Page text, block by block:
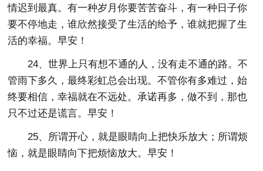
情迟到最真。有一种岁月你要苦苦奋斗，有一种日子你
要不停地走，谁欣然接受了生活的给予，谁就把握了生
活的幸福。早安！
24、世界上只有想不通的人，没有走不通的路。不
管雨下多久，最终彩虹总会出现。不管你有多难过，始
终要相信，幸福就在不远处。承诺再多，做不到，那也
只不过还是谎言。早安！
25、所谓开心，就是眼睛向上把快乐放大；所谓烦
恼，就是眼睛向下把烦恼放大。早安！